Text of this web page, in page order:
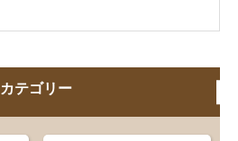
カテゴリー